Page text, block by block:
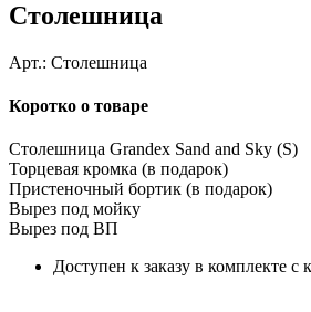
Столешница
Арт.: Столешница
Коротко о товаре
Столешница Grandex Sand and Sky (S)
Торцевая кромка (в подарок)
Пристеночный бортик (в подарок)
Вырез под мойку
Вырез под ВП
Доступен к заказу в комплекте